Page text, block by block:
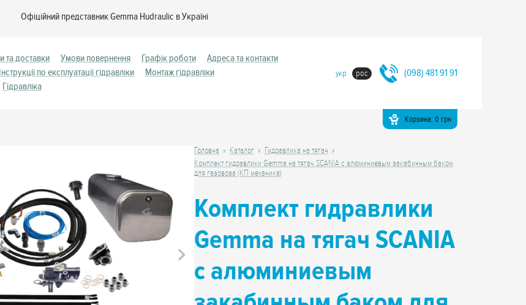
Офіційний представник Gemma Hudraulic в Україні
та доставки Умови повернення Графік роботи
Адреса та контакти
Інструкції по експлуатації гідравліки
Монтаж гідравліки
Гідравліка
укр рос (098) 481 91 91
Корзина: 0 грн
Головна Каталог
Гидравлика на тягач
Комплект гидравлики Gemma на тягач SCANIA с алюминиевым закабинным баком
для газовоза (КП механика)
Комплект гидравлики
Gemma на тягач SCANIA
с алюминиевым